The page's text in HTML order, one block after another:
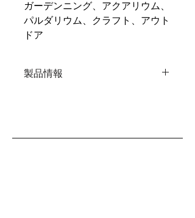
ガーデンニング、アクアリウム、
パルダリウム、クラフト、アウト
ドア
製品情報